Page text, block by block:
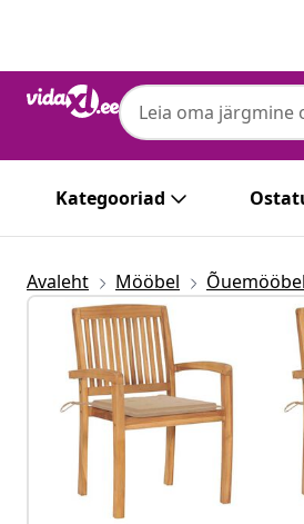
Kategooriad
Avaleht Mööbel Õuemööbel